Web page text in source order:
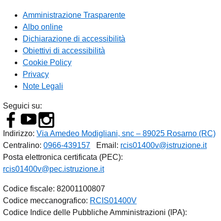
Amministrazione Trasparente
Albo online
Dichiarazione di accessibilità
Obiettivi di accessibilità
Cookie Policy
Privacy
Note Legali
Seguici su:
Indirizzo: Via Amedeo Modigliani, snc – 89025 Rosarno (RC)
Centralino: 0966-439157 Email: rcis01400v@istruzione.it
Posta elettronica certificata (PEC):
rcis01400v@pec.istruzione.it
Codice fiscale: 82001100807
Codice meccanografico: RCIS01400V
Codice Indice delle Pubbliche Amministrazioni (IPA):